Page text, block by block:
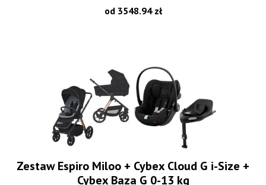
od 3548.94 zł
Zestaw Espiro Miloo + Cybex Cloud G i-Size +
Cybex Baza G 0-13 kg